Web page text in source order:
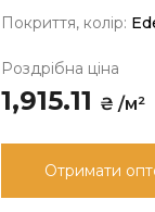
Покриття, колір:
Роздрібна ціна
1,915.11 ₴ /м²
Отримати